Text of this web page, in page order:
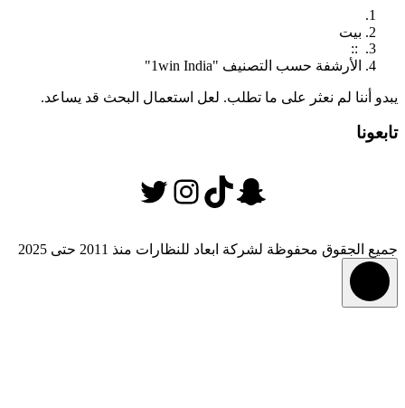
بيت
::
الأرشفة حسب التصنيف "1win India"
يبدو أننا لم نعثر على ما تطلب. لعل استعمال البحث قد يساعد.
تابعونا
سناب شات
تيك توكإنستجرام
تويتر
جميع الجقوق محفوظة لشركة ابعاد للنظارات منذ 2011 حتى 2025